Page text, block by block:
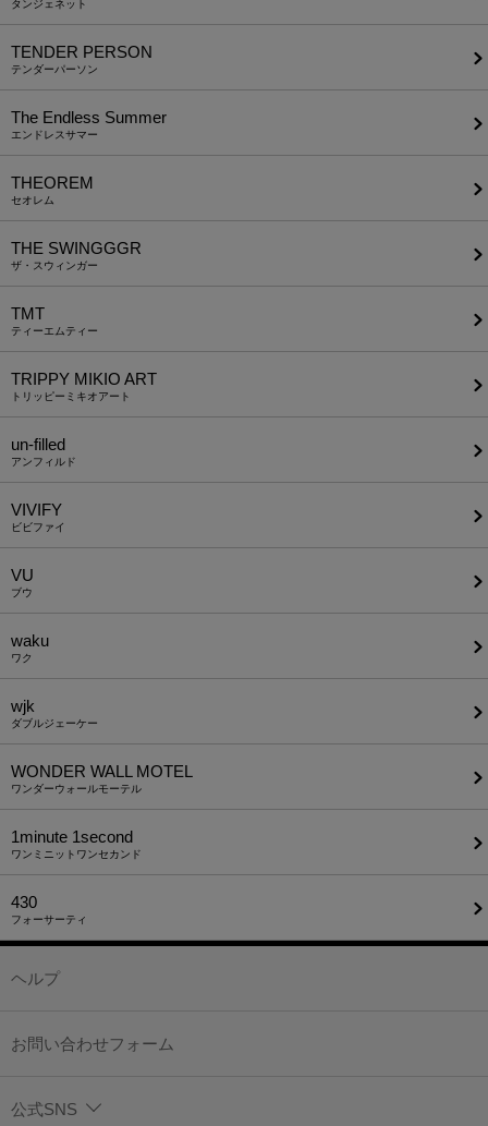
タンジェネット
TENDER PERSON
テンダーパーソン
The Endless Summer
エンドレスサマー
THEOREM
セオレム
THE SWINGGGR
ザ・スウィンガー
TMT
ティーエムティー
TRIPPY MIKIO ART
トリッピーミキオアート
un-filled
アンフィルド
VIVIFY
ビビファイ
VU
ブウ
waku
ワク
wjk
ダブルジェーケー
WONDER WALL MOTEL
ワンダーウォールモーテル
1minute​ 1second
ワンミニットワンセカンド
430
フォーサーティ
ヘルプ
お問い合わせフォーム
公式SNS